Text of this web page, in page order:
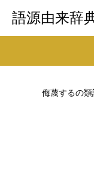
語源由来辞
侮蔑するの類